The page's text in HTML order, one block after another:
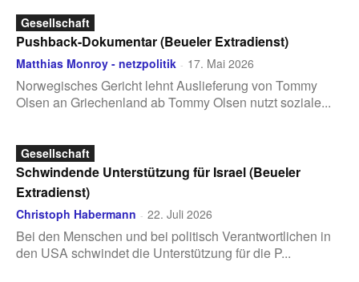
Gesellschaft
Pushback-Dokumentar (Beueler Extradienst)
Matthias Monroy - netzpolitik - 17. Mai 2026
Norwegisches Gericht lehnt Auslieferung von Tommy
Olsen an Griechenland ab Tommy Olsen nutzt soziale...
Gesellschaft
Schwindende Unterstützung für Israel (Beueler
Extradienst)
Christoph Habermann - 22. Juli 2026
Bei den Menschen und bei politisch Verantwortlichen in
den USA schwindet die Unterstützung für die P...